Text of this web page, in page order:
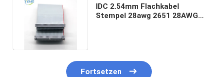
IDC 2.54mm Flachkabel
Stempel 28awg 2651 28AWG
Fortsetzen